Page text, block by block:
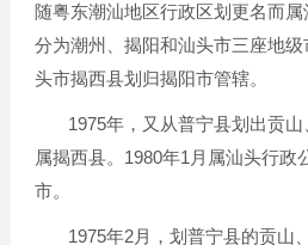
随粤东潮汕地区行政区划更名而属
分为潮州、揭阳和汕头市三座地
头市揭西县划归揭阳市管辖。
1975年，又从普宁县划出贡
属揭西县。 1980年1 月属汕头行政
市。
1975年2月，划普宁县的贡山